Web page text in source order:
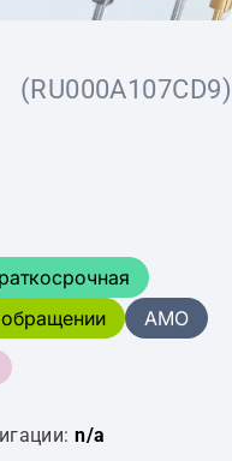
(RU000A107CD9)
AMO
n/a